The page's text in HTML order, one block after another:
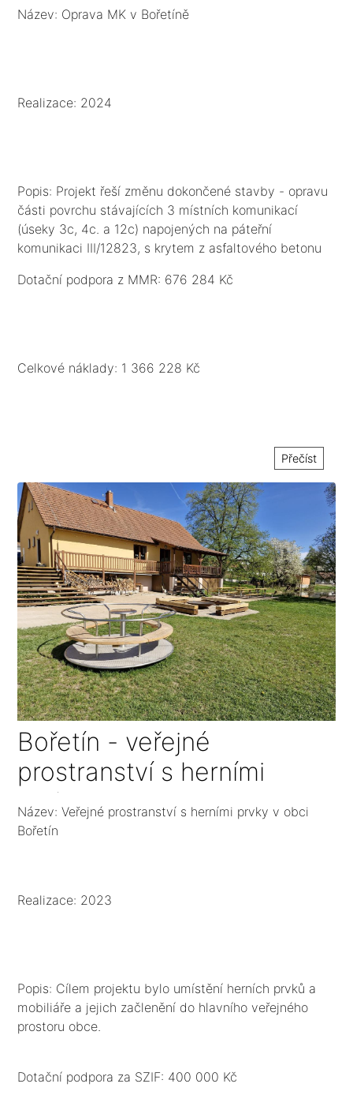
Název: Oprava MK v Bořetíně
Realizace: 2024
Popis: Projekt řeší změnu dokončené stavby - opravu
části povrchu stávajících 3 místních komunikací
(úseky 3c, 4c. a 12c) napojených na páteřní
komunikaci III/12823, s krytem z asfaltového betonu
rozrušení stávajícího povrchu v úsecích poškození,
Dotační podpora z MMR: 676 284 Kč
Celkové náklady: 1 366 228 Kč
Přečíst
Bořetín - veřejné
prostranství s herními
prvky
Název: Veřejné prostranství s herními prvky v obci
Bořetín
Realizace: 2023
Popis: Cílem projektu bylo umístění herních prvků a
mobiliáře a jejich začlenění do hlavního veřejného
prostoru obce.
Dotační podpora za SZIF: 400 000 Kč